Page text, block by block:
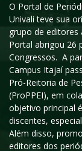
O Portal de
Univali teve sua
grupo de editores
Portal abrigou 26
Congressos. A
Campus Itajaí
Pró-Reitoria de
(ProPPEI), em
objetivo principal
discentes,
Além disso,
editores dos